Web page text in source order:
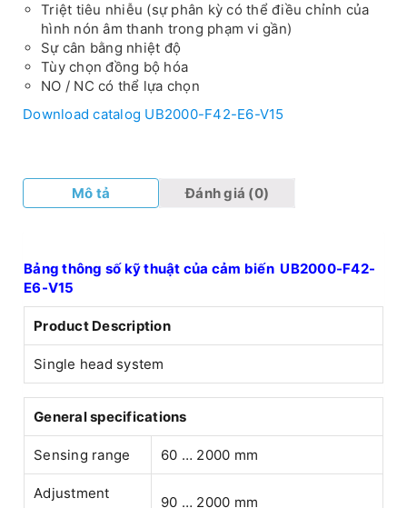
Triệt tiêu nhiễu (sự phân kỳ có thể điều chỉnh của
hình nón âm thanh trong phạm vi gần)
Sự cân bằng nhiệt độ
Tùy chọn đồng bộ hóa
NO / NC có thể lựa chọn
Download catalog UB2000-F42-E6-V15
Mô tả Đánh giá (0)
Bảng thông số kỹ thuật của cảm biến UB2000-F42-
E6-V15
Product Description
Single head system
General specifications
Sensing range 60 … 2000 mm
Adjustment
90 … 2000 mm